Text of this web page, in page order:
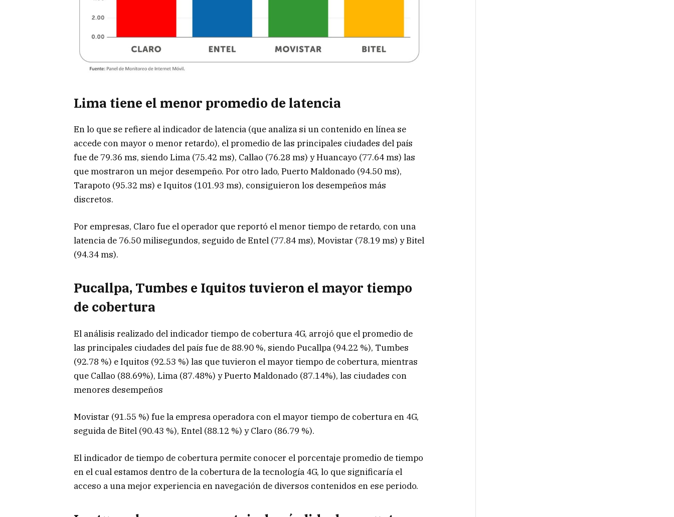
Lima tiene el menor promedio de latencia
En lo que se refiere al indicador de latencia (que analiza si un contenido en línea se
accede con mayor o menor retardo), el promedio de las principales ciudades del país
fue de 79.36 ms, siendo Lima (75.42 ms), Callao (76.28 ms) y Huancayo (77.64 ms) las
que mostraron un mejor desempeño. Por otro lado, Puerto Maldonado (94.50 ms),
Tarapoto (95.32 ms) e Iquitos (101.93 ms), consiguieron los desempeños más
discretos.
Por empresas, Claro fue el operador que reportó el menor tiempo de retardo, con una
latencia de 76.50 milisegundos, seguido de Entel (77.84 ms), Movistar (78.19 ms) y Bitel
(94.34 ms).
Pucallpa, Tumbes e Iquitos tuvieron el mayor tiempo
de cobertura
El análisis realizado del indicador tiempo de cobertura 4G, arrojó que el promedio de
las principales ciudades del país fue de 88.90 %, siendo Pucallpa (94.22 %), Tumbes
(92.78 %) e Iquitos (92.53 %) las que tuvieron el mayor tiempo de cobertura, mientras
que Callao (88.69%), Lima (87.48%) y Puerto Maldonado (87.14%), las ciudades con
menores desempeños
Movistar (91.55 %) fue la empresa operadora con el mayor tiempo de cobertura en 4G,
seguida de Bitel (90.43 %), Entel (88.12 %) y Claro (86.79 %).
El indicador de tiempo de cobertura permite conocer el porcentaje promedio de tiempo
en el cual estamos dentro de la cobertura de la tecnología 4G, lo que significaría el
acceso a una mejor experiencia en navegación de diversos contenidos en ese periodo.